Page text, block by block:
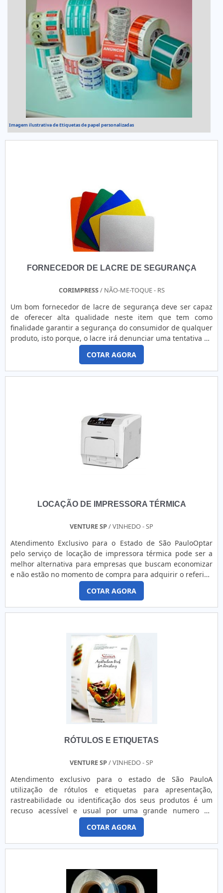
Imagem ilustrativa de Etiquetas de papel personalizadas
FORNECEDOR DE LACRE DE SEGURANÇA
CORIMPRESS/ NÃO-ME-TOQUE - RS
Um bom fornecedor de lacre de segurança deve ser capaz
de oferecer alta qualidade neste item que tem como
finalidade garantir a segurança do consumidor de qualquer
produto, isto porque, o lacre irá denunciar uma tentativa de
violação ou adulteração. Assim, o adesivo irá se romper
assim que o produto for aberto.mais sobre a aplicação do
produtoO lacre pode ser fabricado em bopp transparente,
polietileno e acetato transparente, em diversas medidas,
item extremamente necessário na indústria
de:Alimentos;Cosméticos;Medicamentos;Etc.Ou seja, estes
itens estão presentes em aplicações variadas, úteis para
empresas e indústrias de variados segmentos. No entanto,
para isso, a etiqueta lacre de segurança por vezes é
desenvolvida de forma personalizada, isto é, adequada a
painéis de policarbonato, plaquetas de identificação
envelopamento, sinalização corporativa, rotulagem e muito
personalização de ambientes corporativos nos segmentos
comercial, gastronômico, hospitalar, de serviços e
eventos.um bom Fornecedor de lacre de segurançaCom
know-how adquirido em mais de 30 anos de experiência,
investindo em produtos e serviços que atendem as
expectativas dos clientes, atuando com fornecedores que
prezam pela qualidade e excelência em seus produtos e
de última geração empregada e pela agilidade e
confiabilidade assegurada pelos seus processos produtivos.
Solicite já um orçamento!.
COTAR AGORA
LOCAÇÃO DE IMPRESSORA TÉRMICA
VENTURE SP/ VINHEDO - SP
Atendimento Exclusivo para o Estado de São PauloOptar
pelo serviço de locação de impressora térmica pode ser a
melhor alternativa para empresas que buscam economizar
e não estão no momento de compra para adquirir o referido
produto, tendo em vista o seu alto investimento. Para
atender às necessidades destas empresas, há no mercado
diversas empresa especializadas no aluguel de
impressoras. Para que o aluguel das impressoras seja
COTAR AGORA
RÓTULOS E ETIQUETAS
VENTURE SP/ VINHEDO - SP
Atendimento exclusivo para o estado de São PauloA
utilização de rótulos e etiquetas para apresentação,
rastreabilidade ou identificação dos seus produtos é um
recuso acessível e usual por uma grande numero de
empresas hoje, contudo, etiquetas e rótulos são produtos
cujas especificações técnicas e apresentações cresceram
muito nos últimos anos e conhecer estas variáveis e
identificar as que melhor se aplicam aos seus produtos é
COTAR AGORA